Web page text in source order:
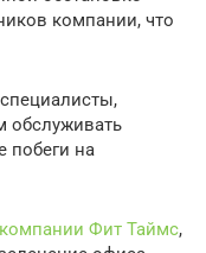
компании, что
обслуживать
побеги на
компании Фит Таймс,